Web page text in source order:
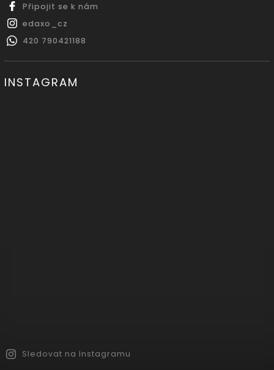
Připojit se k nám
edaxo_cz
420 790421188
INSTAGRAM
Sledovat na Instagramu